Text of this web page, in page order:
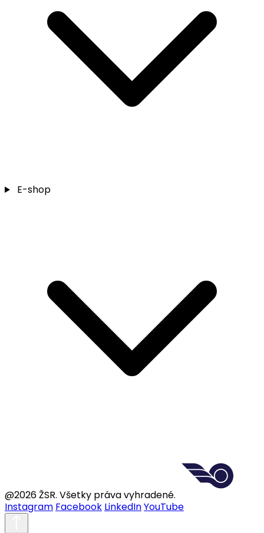
E-shop
@2026 ŽSR. Všetky práva vyhradené.
Instagram Facebook LinkedInYouTube